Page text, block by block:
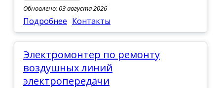
Обновлено: 03 августа 2026
Подробнее Контакты
Электромонтер по ремонту
воздушных линий
электропередачи